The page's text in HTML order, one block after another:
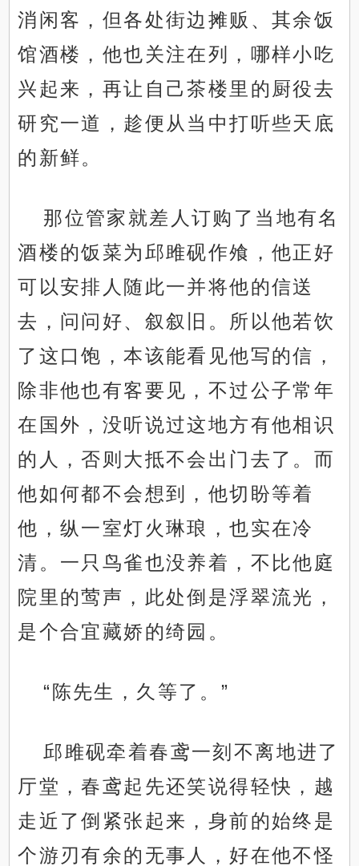
消闲客，但各处街边摊贩、其余饭
馆酒楼，他也关注在列，哪样小吃
兴起来，再让自己茶楼里的厨役去
研究一道，趁便从当中打听些天底
的新鲜。
那位管家就差人订购了当地有名
酒楼的饭菜为邱雎砚作飧，他正好
可以安排人随此一并将他的信送
去，问问好、叙叙旧。所以他若饮
了这口饱，本该能看见他写的信，
除非他也有客要见，不过公子常年
在国外，没听说过这地方有他相识
的人，否则大抵不会出门去了。而
他如何都不会想到，他切盼等着
他，纵一室灯火琳琅，也实在冷
清。一只鸟雀也没养着，不比他庭
院里的莺声，此处倒是浮翠流光，
是个合宜藏娇的绮园。
“陈先生，久等了。”
邱雎砚牵着春鸢一刻不离地进了
厅堂，春鸢起先还笑说得轻快，越
走近了倒紧张起来，身前的始终是
个游刃有余的无事人，好在他不怪